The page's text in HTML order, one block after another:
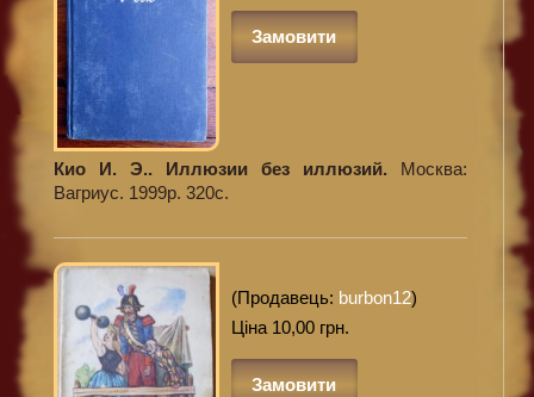
Замовити
Кио И. Э.. Иллюзии без иллюзий. Москва:
Вагриус. 1999р. 320с.
(Продавець: burbon12)
Ціна 10,00 грн.
Замовити